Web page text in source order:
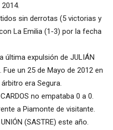
sin derrotas (5 victorias y
La Emilia (1-3) por la fecha
última expulsión de JULIÁN
. Fue un 25 de Mayo de 2012 en
era Segura.
no empataba 0 a 0.
a Piamonte de visitante.
(SASTRE) este año.